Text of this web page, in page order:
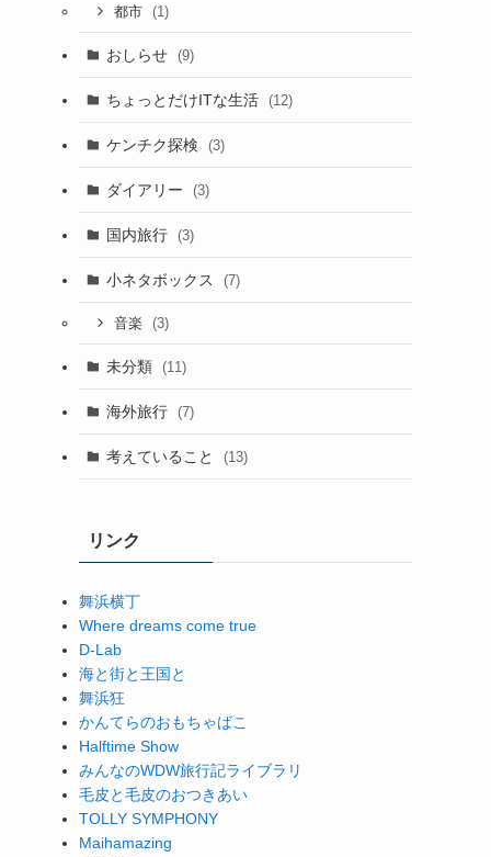
都市 (1)
おしらせ (9)
ちょっとだけITな生活 (12)
ケンチク探検 (3)
ダイアリー (3)
国内旅行 (3)
小ネタボックス (7)
音楽 (3)
未分類 (11)
海外旅行 (7)
考えていること (13)
リンク
舞浜横丁
Where dreams come true
D-Lab
海と街と王国と
舞浜狂
かんてらのおもちゃばこ
Halftime Show
みんなのWDW旅行記ライブラリ
毛皮と毛皮のおつきあい
TOLLY SYMPHONY
Maihamazing